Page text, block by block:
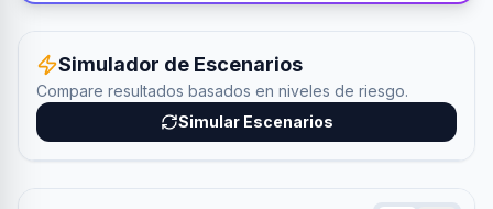
Simulador de Escenarios
Compare resultados basados en niveles de riesgo.
Simular Escenarios